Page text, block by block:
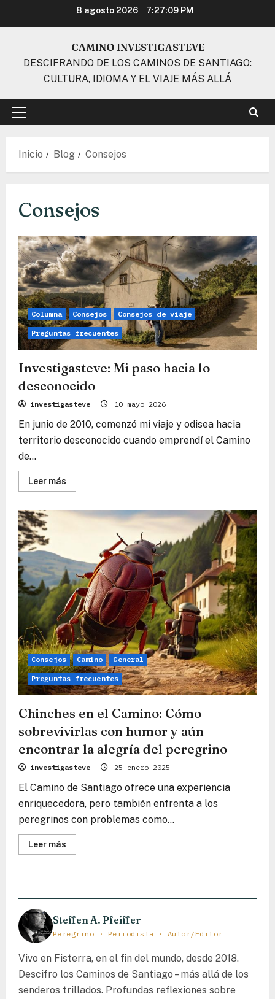
8 agosto 2026 7:27:10 PM
CAMINO INVESTIGASTEVE
DESCIFRANDO DE LOS CAMINOS DE SANTIAGO:
CULTURA, IDIOMA Y EL VIAJE MÁS ALLÁ
Menú
Inicio Blog Consejos
Consejos
Columna Consejos Consejos de viaje
Preguntas frecuentes
Investigasteve: Mi paso hacia lo
desconocido
investigasteve 10 mayo 2026
En junio de 2010, comenzó mi viaje y odisea hacia
territorio desconocido cuando emprendí el Camino
de...
Leer más
más
Mi
desconocido
Consejos Camino General
Preguntas frecuentes
Chinches en el Camino: Cómo
sobrevivirlas con humor y aún
encontrar la alegría del peregrino
investigasteve 25 enero 2025
El Camino de Santiago ofrece una experiencia
enriquecedora, pero también enfrenta a los
peregrinos con problemas como...
Leer más
más
con
humor
y
encontrar
la
alegría
peregrino
Steffen A. Pfeiffer
Peregrino · Periodista · Autor/Editor
Vivo en Fisterra, en el fin del mundo, desde 2018.
Descifro los Caminos de Santiago – más allá de los
senderos trillados. Profundas reflexiones sobre